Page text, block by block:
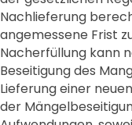
Nachlieferung
angemessene Frist
Nacherfüllung kann
Beseitigung des
Lieferung einer
der